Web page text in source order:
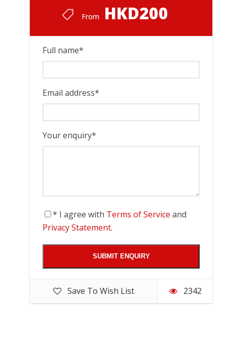
From HKD200
Full name*
Email address*
Your enquiry*
* I agree with Terms of Service and
Privacy Statement.
Save To Wish List 2342